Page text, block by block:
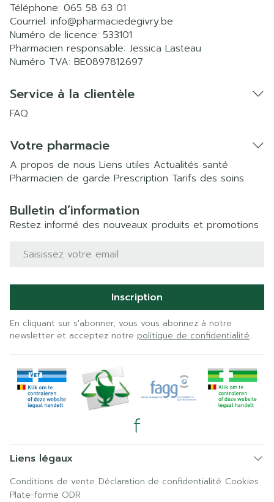
Téléphone: 065 58 63 01
Courriel: info@pharmaciedegivry.be
Numéro de licence: 533101
Pharmacien responsable: Jessica Lasteau
Numéro TVA: BE0897812697
Service à la clientèle
FAQ
Votre pharmacie
A propos de nous Liens utiles Actualités santé
Pharmacien de garde Prescription Tarifs des soins
Bulletin d’information
Restez informé des nouveaux produits et promotions
Adresse mail
Inscription
En cliquant sur s'abonner, vous vous abonnez à notre
newsletter et acceptez notre politique de confidentialité.
Liens légaux
Conditions de vente Déclaration de confidentialité Cookies
Plate-forme ODR